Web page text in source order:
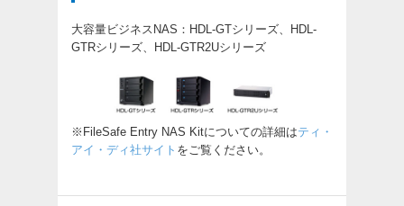
大容量ビジネスNAS：HDL-GTシリーズ、HDL-
GTRシリーズ、HDL-GTR2Uシリーズ
※FileSafe Entry NAS Kitについての詳細はティ・
アイ・ディ社サイト をご覧ください。